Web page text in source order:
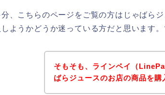
分、こちらのページをご覧の方はじゃばら
しようかどうか迷っている方だと思います。
そもそも、ラインペイ（
ばらジュースのお店の商品を購